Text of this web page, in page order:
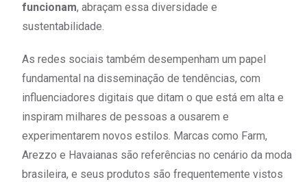
funcionam, abraçam essa diversidade e
sustentabilidade.
As redes sociais também desempenham um papel
fundamental na disseminação de tendências, com
influenciadores digitais que ditam o que está em alta e
inspiram milhares de pessoas a ousarem e
experimentarem novos estilos. Marcas como Farm,
Arezzo e Havaianas são referências no cenário da moda
brasileira, e seus produtos são frequentemente vistos